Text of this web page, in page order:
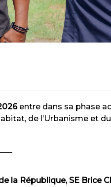
entre dans sa phase
de l’Urbanisme et
la République, SE Brice